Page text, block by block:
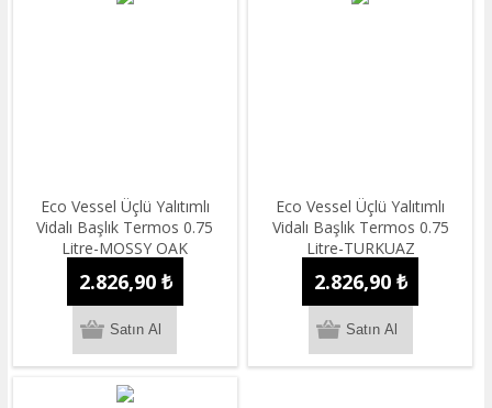
Eco Vessel Üçlü Yalıtımlı
Vidalı Başlık Termos 0.75
Litre-MOSSY OAK
2.826,90 ₺
Eco Vessel Üçlü Yalıtımlı
Vidalı Başlık Termos 0.75
Litre-TURKUAZ
2.826,90 ₺